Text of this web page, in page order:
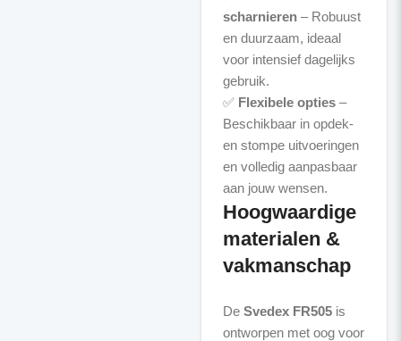
scharnieren– Robuust
en duurzaam, ideaal
voor intensief dagelijks
gebruik.
✅ Flexibele opties–
Beschikbaar in opdek-
en stompe uitvoeringen
en volledig aanpasbaar
Hoogwaardige
materialen &
vakmanschap
De Svedex FR505is
ontworpen met oog voor